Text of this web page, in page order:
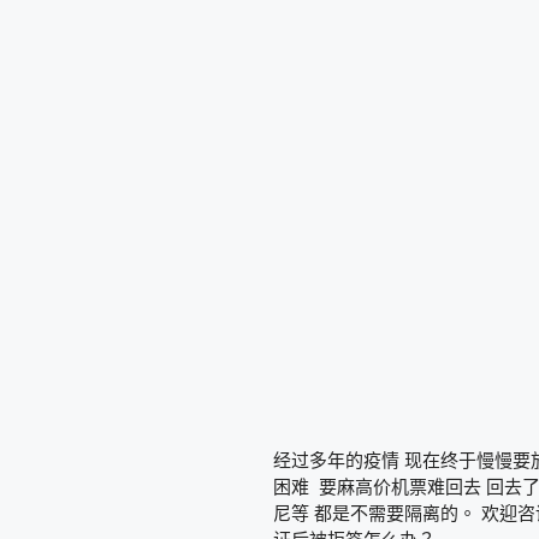
经过多年的疫情 现在终于慢慢
困难 要麻高价机票难回去 回去
尼等 都是不需要隔离的。 欢迎